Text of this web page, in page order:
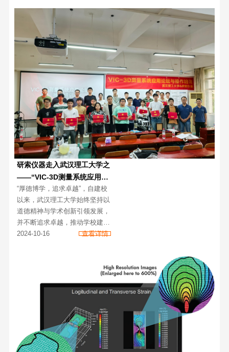
研索仪器走入武汉理工大学之
——“VIC-3D测量系统应用论
坛与操作培训”圆满结束
“厚德博学，追求卓越”，自建校
以来，武汉理工大学始终坚持以
道德精神与学术创新引领发展，
并不断追求卓越，推动学校建设
不断向前。其学校精神与研索仪
仪器一直非常重视与其合作的机
2024-10-16 查看详情